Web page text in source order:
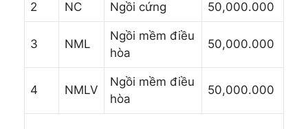
2 NC Ngồi cứng 50,000.000
3 NML
Ngồi mềm điều
hòa
50,000.000
4 NMLV
Ngồi mềm điều
hòa
50,000.000